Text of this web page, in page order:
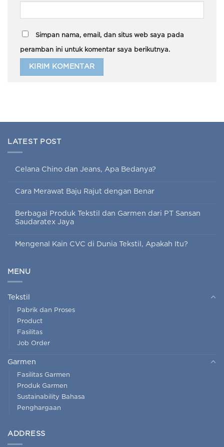
Simpan nama, email, dan situs web saya pada
peramban ini untuk komentar saya berikutnya.
LATEST POST
Celana Chino dan Jeans, Apa Bedanya?
Cara Merawat Baju Rajut dengan Benar
Berbagai Produk Tekstil dan Garmen dari PT Sansan
Saudaratex Jaya
Mengenal Kain CVC di Dunia Tekstil, Apakah Itu?
MENU
Tekstil
Pabrik dan Proses
Product
Fasilitas
Job Order
Garmen
Fasilitas Garmen
Produk Garmen
Sustainability Bahasa
Penghargaan
ADDRESS